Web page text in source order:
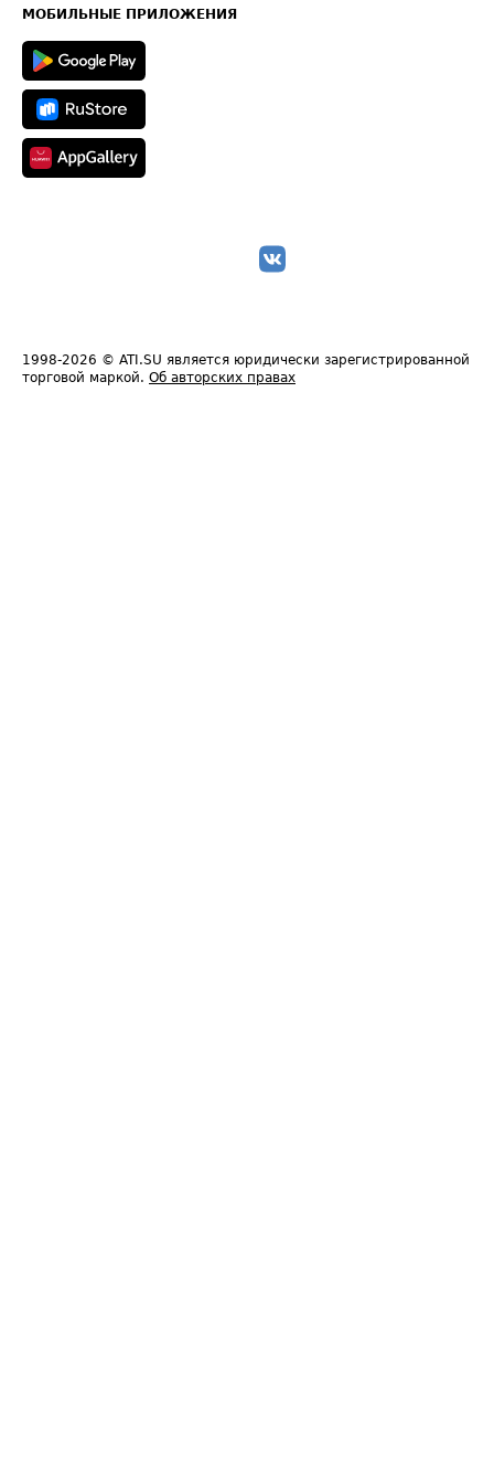
Техническая информация
МОБИЛЬНЫЕ ПРИЛОЖЕНИЯ
1998-2026 © ATI.SU является юридически зарегистрированной
торговой маркой. Об авторских правах